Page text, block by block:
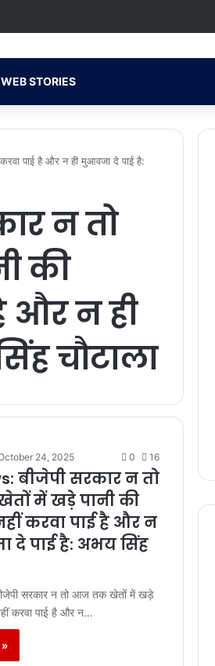
WEB STORIES
पाई है और न ही मुआवजा दे पाई है:
न तो
की
और न ही
चौटाला
24, 2025 0 16
बीजेपी सरकार न तो
में खड़े पानी की
करवा पाई है और न
दे पाई है: अभय सिंह
सरकार न तो आज तक खेतों में खड़े
करवा पाई है और न…